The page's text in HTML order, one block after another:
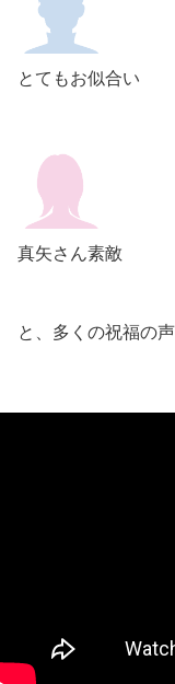
とてもお似合い
真矢さん素敵
と、多くの祝福の